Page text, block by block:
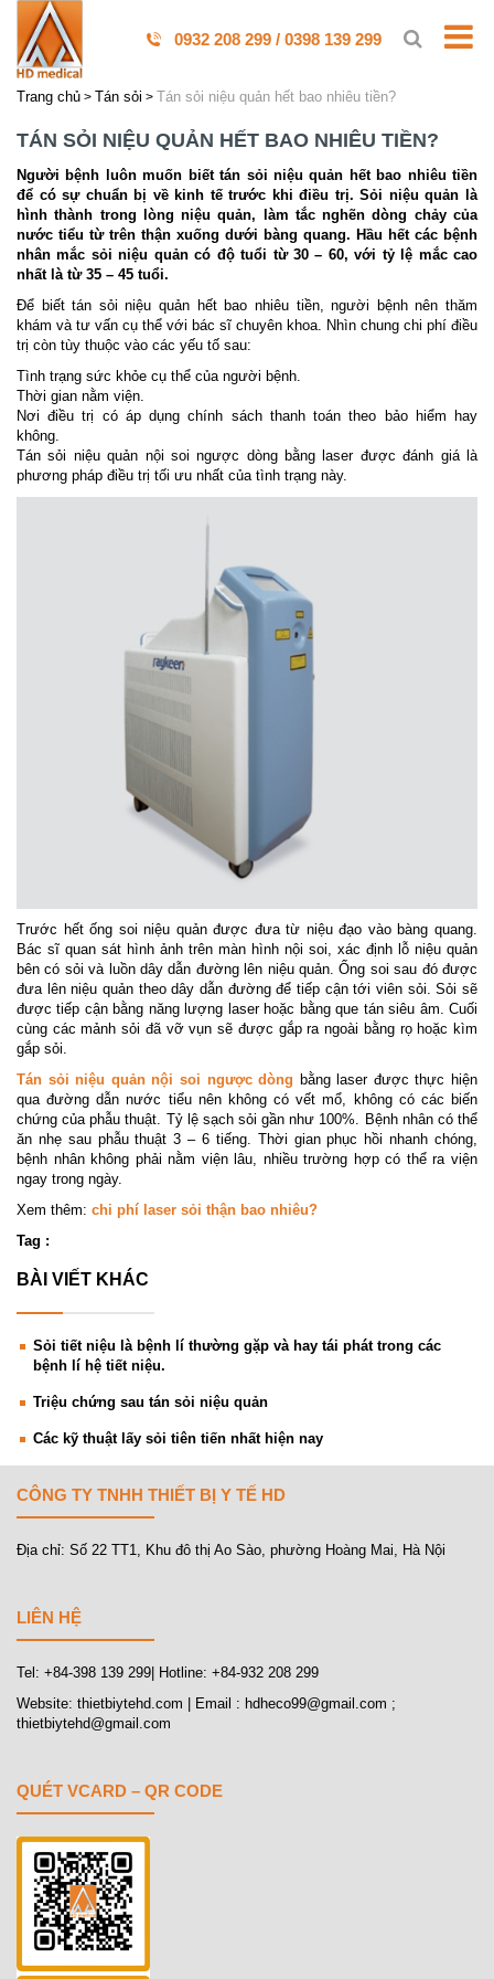
0932 208 299 / 0398 139 299
Trang chủ Tán sỏi Tán sỏi niệu quản hết bao nhiêu tiền?
TÁN SỎI NIỆU QUẢN HẾT BAO NHIÊU TIỀN?
Người bệnh luôn muốn biết tán sỏi niệu quản hết bao nhiêu tiền
để có sự chuẩn bị về kinh tế trước khi điều trị. Sỏi niệu quản là
hình thành trong lòng niệu quản, làm tắc nghẽn dòng chảy của
nước tiểu từ trên thận xuống dưới bàng quang. Hầu hết các bệnh
nhân mắc sỏi niệu quản có độ tuổi từ 30 – 60, với tỷ lệ mắc cao
nhất là từ 35 – 45 tuổi.
Để biết tán sỏi niệu quản hết bao nhiêu tiền, người bệnh nên thăm
khám và tư vấn cụ thể với bác sĩ chuyên khoa. Nhìn chung chi phí điều
trị còn tùy thuộc vào các yếu tố sau:
Tình trạng sức khỏe cụ thể của người bệnh.
Thời gian nằm viện.
Nơi điều trị có áp dụng chính sách thanh toán theo bảo hiểm hay
không.
Tán sỏi niệu quản nội soi ngược dòng bằng laser được đánh giá là
phương pháp điều trị tối ưu nhất của tình trạng này.
Trước hết ống soi niệu quản được đưa từ niệu đạo vào bàng quang.
Bác sĩ quan sát hình ảnh trên màn hình nội soi, xác định lỗ niệu quản
bên có sỏi và luồn dây dẫn đường lên niệu quản. Ống soi sau đó được
đưa lên niệu quản theo dây dẫn đường để tiếp cận tới viên sỏi. Sỏi sẽ
được tiếp cận bằng năng lượng laser hoặc bằng que tán siêu âm. Cuối
cùng các mảnh sỏi đã vỡ vụn sẽ được gắp ra ngoài bằng rọ hoặc kìm
gắp sỏi.
Tán sỏi niệu quản nội soi ngược dòng bằng laser được thực hiện
qua đường dẫn nước tiểu nên không có vết mổ, không có các biến
chứng của phẫu thuật. Tỷ lệ sạch sỏi gần như 100%. Bệnh nhân có thể
ăn nhẹ sau phẫu thuật 3 – 6 tiếng. Thời gian phục hồi nhanh chóng,
bệnh nhân không phải nằm viện lâu, nhiều trường hợp có thể ra viện
ngay trong ngày.
Xem thêm: chi phí laser sỏi thận bao nhiêu?
Tag :
BÀI VIẾT KHÁC
Sỏi tiết niệu là bệnh lí thường gặp và hay tái phát trong các
bệnh lí hệ tiết niệu.
Triệu chứng sau tán sỏi niệu quản
Các kỹ thuật lấy sỏi tiên tiến nhất hiện nay
CÔNG TY TNHH THIẾT BỊ Y TẾ HD
Địa chỉ: Số 22 TT1, Khu đô thị Ao Sào, phường Hoàng Mai, Hà Nội
LIÊN HỆ
Tel: +84-398 139 299| Hotline: +84-932 208 299
Website: thietbiytehd.com | Email : hdheco99@gmail.com ;
thietbiytehd@gmail.com
QUÉT VCARD – QR CODE